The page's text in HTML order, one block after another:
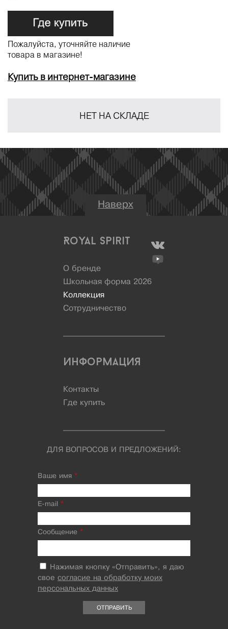
Пожалуйста, уточняйте наличие
товара в магазине!
Купить в интернет-магазине
НЕТ НА СКЛАДЕ
Наверх
Royal Spirit
О бренде
Школьная форма 2026
Коллекция
Сотрудничество
Информация
Контакты
Где купить
ДЛЯ ВОПРОСОВ И ПРЕДЛОЖЕНИЙ:
Ваше имя *
E-mail *
Сообщение *
Нажимая кнопку «Отправить», я даю
свое согласие на обработку моих
персональных данных
ОТПРАВИТЬ